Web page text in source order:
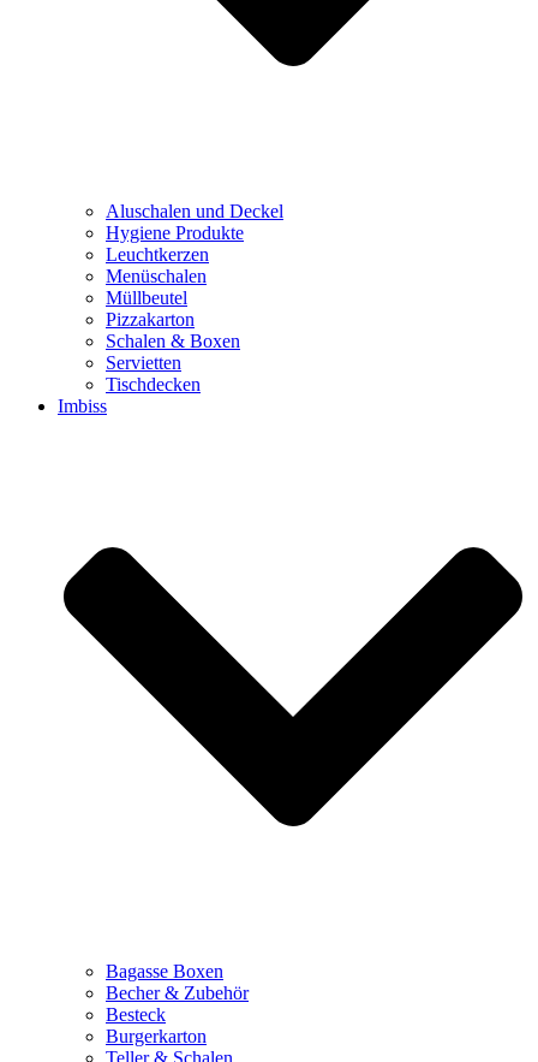
Aluschalen und Deckel
Hygiene Produkte
Leuchtkerzen
Menüschalen
Müllbeutel
Pizzakarton
Schalen & Boxen
Servietten
Tischdecken
Imbiss
Bagasse Boxen
Becher & Zubehör
Besteck
Burgerkarton